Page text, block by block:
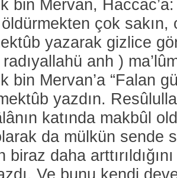
bin Mervan, Haccâc’a:
öldürmekten çok
yazarak gizlice
anh )
bin Mervan’a “Falan
yazdın.
katında makbûl
da mülkün sende
biraz daha
Ve bunu kendi